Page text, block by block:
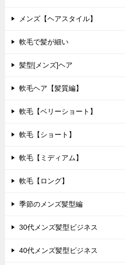
メンズ【ヘアスタイル】
軟毛で髪が細い
髪型[メンズ]ヘア
軟毛ヘア【髪質編】
軟毛【ベリーショート】
軟毛【ショート】
軟毛【ミディアム】
軟毛【ロング】
季節のメンズ髪型編
30代メンズ髪型ビジネス
40代メンズ髪型ビジネス